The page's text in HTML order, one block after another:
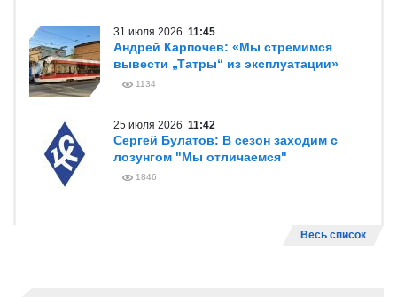
31 июля 2026 11:45
Андрей Карпочев: «Мы стремимся
вывести „Татры“ из эксплуатации»
1134
25 июля 2026 11:42
Сергей Булатов: В сезон заходим с
лозунгом "Мы отличаемся"
1846
Весь список